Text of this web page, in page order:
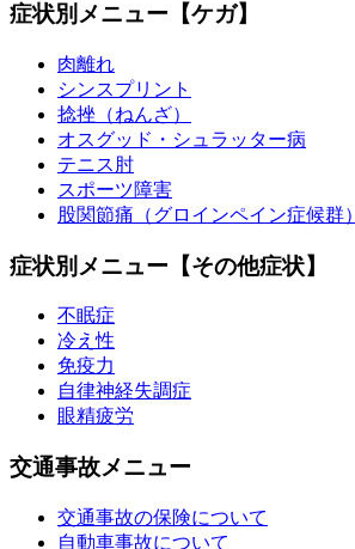
症状別メニュー【ケガ】
肉離れ
シンスプリント
捻挫（ねんざ）
オスグッド・シュラッター病
テニス肘
スポーツ障害
股関節痛（グロインペイン症候群）
症状別メニュー【その他症状】
不眠症
冷え性
免疫力
自律神経失調症
眼精疲労
交通事故メニュー
交通事故の保険について
自動車事故について